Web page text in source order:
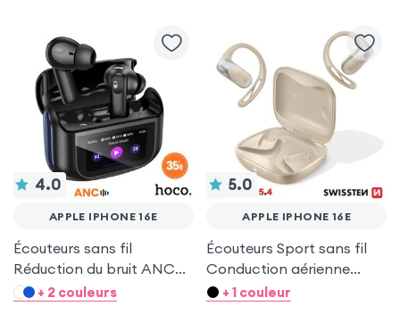
4.0
APPLE IPHONE 16E
Écouteurs sans fil
Réduction du bruit ANC
ENC - Hoco Noir pour
+ 2 couleurs
5.0
APPLE IPHONE 16E
Écouteurs Sport sans fil
Conduction aérienne
Swissten Run Beige pour
+ 1 couleur